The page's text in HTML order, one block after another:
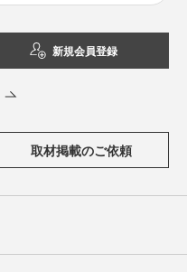
新規会員登録
取材掲載のご依頼